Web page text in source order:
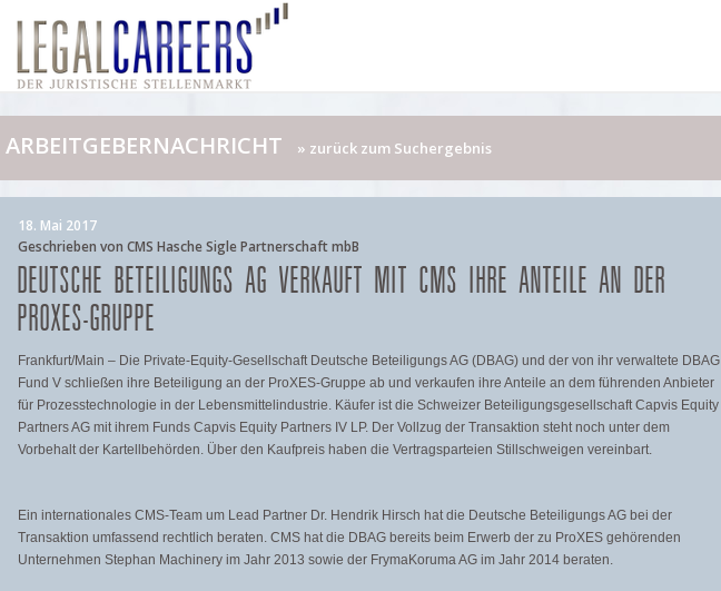
ARBEITGEBERNACHRICHT » zurück zum Suchergebnis
18. Mai 2017
Geschrieben von CMS Hasche Sigle Partnerschaft mbB
DEUTSCHE BETEILIGUNGS AG VERKAUFT MIT CMS IHRE ANTEILE AN DER
PROXES-GRUPPE
Frankfurt/Main – Die Private-Equity-Gesellschaft Deutsche Beteiligungs AG (DBAG) und der von ihr verwaltete DBAG
Fund V schließen ihre Beteiligung an der ProXES-Gruppe ab und verkaufen ihre Anteile an dem führenden Anbieter
für Prozesstechnologie in der Lebensmittelindustrie. Käufer ist die Schweizer Beteiligungsgesellschaft Capvis Equity
Partners AG mit ihrem Funds Capvis Equity Partners IV LP. Der Vollzug der Transaktion steht noch unter dem
Vorbehalt der Kartellbehörden. Über den Kaufpreis haben die Vertragsparteien Stillschweigen vereinbart.
Ein internationales CMS-Team um Lead Partner Dr. Hendrik Hirsch hat die Deutsche Beteiligungs AG bei der
Transaktion umfassend rechtlich beraten. CMS hat die DBAG bereits beim Erwerb der zu ProXES gehörenden
Unternehmen Stephan Machinery im Jahr 2013 sowie der FrymaKoruma AG im Jahr 2014 beraten.